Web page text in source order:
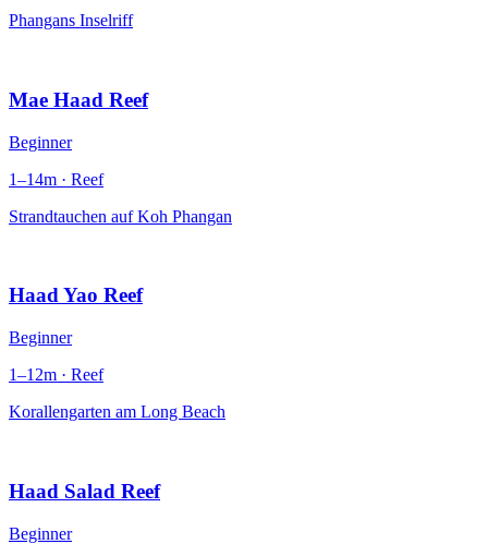
Phangans Inselriff
Mae Haad Reef
Beginner
1–14m · Reef
Strandtauchen auf Koh Phangan
Haad Yao Reef
Beginner
1–12m · Reef
Korallengarten am Long Beach
Haad Salad Reef
Beginner